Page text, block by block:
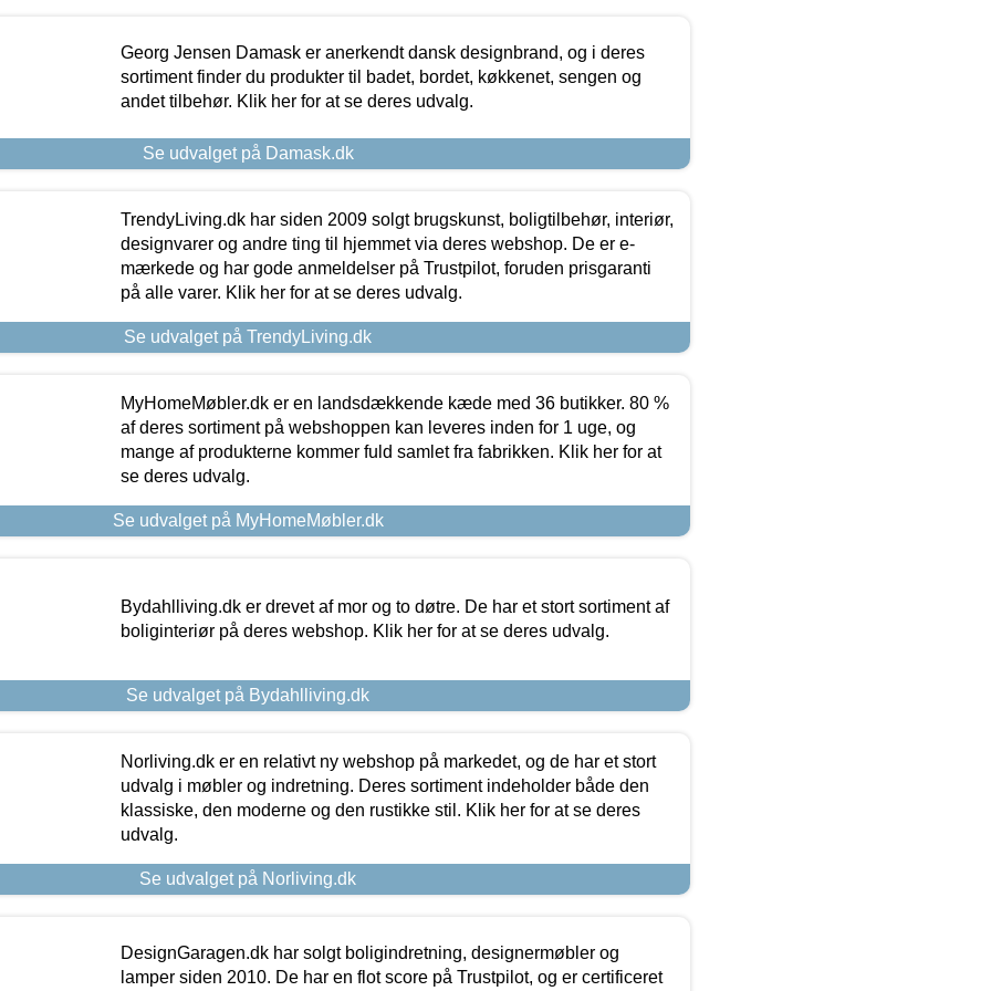
Georg Jensen Damask er anerkendt dansk designbrand, og i deres
sortiment finder du produkter til badet, bordet, køkkenet, sengen og
andet tilbehør. Klik her for at se deres udvalg.
Se udvalget på Damask.dk
TrendyLiving.dk har siden 2009 solgt brugskunst, boligtilbehør, interiør,
designvarer og andre ting til hjemmet via deres webshop. De er e-
mærkede og har gode anmeldelser på Trustpilot, foruden prisgaranti
på alle varer. Klik her for at se deres udvalg.
Se udvalget på TrendyLiving.dk
MyHomeMøbler.dk er en landsdækkende kæde med 36 butikker. 80 %
af deres sortiment på webshoppen kan leveres inden for 1 uge, og
mange af produkterne kommer fuld samlet fra fabrikken. Klik her for at
se deres udvalg.
Se udvalget på MyHomeMøbler.dk
Bydahlliving.dk er drevet af mor og to døtre. De har et stort sortiment af
boliginteriør på deres webshop. Klik her for at se deres udvalg.
Se udvalget på Bydahlliving.dk
Norliving.dk er en relativt ny webshop på markedet, og de har et stort
udvalg i møbler og indretning. Deres sortiment indeholder både den
klassiske, den moderne og den rustikke stil. Klik her for at se deres
udvalg.
Se udvalget på Norliving.dk
DesignGaragen.dk har solgt boligindretning, designermøbler og
lamper siden 2010. De har en flot score på Trustpilot, og er certificeret